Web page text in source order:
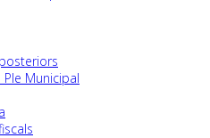
Municipal